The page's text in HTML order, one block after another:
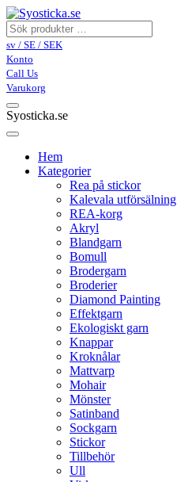
sv / SE / SEK
Konto
Call Us
Varukorg
Syosticka.se
Hem
Kategorier
Rea på stickor
Kalevala utförsälning
REA-korg
Akryl
Blandgarn
Bomull
Brodergarn
Broderier
Diamond Painting
Effektgarn
Ekologiskt garn
Knappar
Kroknålar
Mattvarp
Mohair
Mönster
Satinband
Sockgarn
Stickor
Tillbehör
Ull